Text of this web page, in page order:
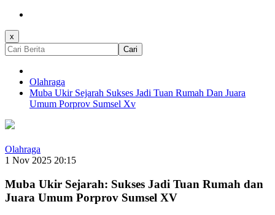
x
Cari
Olahraga
Muba Ukir Sejarah Sukses Jadi Tuan Rumah Dan Juara
Umum Porprov Sumsel Xv
Olahraga
1 Nov 2025 20:15
Muba Ukir Sejarah: Sukses Jadi Tuan Rumah dan
Juara Umum Porprov Sumsel XV